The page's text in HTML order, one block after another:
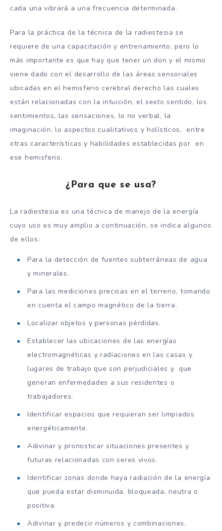
cada una vibrará a una frecuencia determinada.
Para la práctica de la técnica de la radiestesia se
requiere de una capacitación y entrenamiento, pero lo
más importante es que hay que tener un don y el mismo
viene dado con el desarrollo de las áreas sensoriales
ubicadas en el hemisferio cerebral derecho las cuales
están relacionadas con la intuición, el sexto sentido, los
sentimientos, las sensaciones, lo no verbal, la
imaginación, lo aspectos cualitativos y holísticos, entre
otras características y habilidades establecidas por en
ese hemisferio.
¿Para que se usa?
La radiestesia es una técnica de manejo de la energía
cuyo uso es muy amplio a continuación, se indica algunos
de ellos:
Para la detección de fuentes subterráneas de agua
y minerales.
Para las mediciones precisas en el terreno, tomando
en cuenta el campo magnético de la tierra.
Localizar objetos y personas pérdidas.
Establecer las ubicaciones de las energías
electromagnéticas y radiaciones en las casas y
lugares de trabajo que son perjudiciales y que
generan enfermedades a sus residentes o
trabajadores.
Identificar espacios que requieran ser limpiados
energéticamente.
Adivinar y pronosticar situaciones presentes y
futuras relacionadas con seres vivos.
Identificar zonas donde haya radiación de la energía
que pueda estar disminuida, bloqueada, neutra o
positiva.
Adivinar y predecir números y combinaciones.